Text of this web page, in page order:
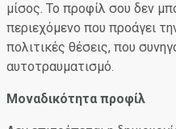
μίσος. Το προφίλ σου δεν
περιεχόμενο που προάγει
πολιτικές θέσεις, που
αυτοτραυματισμό.
Μοναδικότητα προφίλ